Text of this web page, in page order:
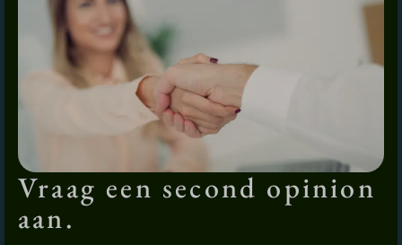
Vraag een second opinion
aan.